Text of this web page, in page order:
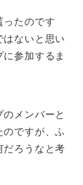
ったのです
ないと思い
参加するま
メンバーと
ですが、ふ
だろうなと考